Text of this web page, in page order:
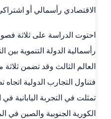
الاقتصادي رأسمالي أو
احتوت الدراسة على ثلاثة
رأسمالية الدولة التنموية بين
العالم الثالث وقد تضمن
فتناول التجارب الدولية اتجاه
تمثلت في التجربة اليابانية
الكورية الجنوبية والصين في